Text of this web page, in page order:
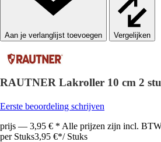
Vergelijken
RAUTNER Lakroller 10 cm 2
Eerste beoordeling schrijven
prijs — 3,95 € * Alle prijzen zijn incl. BTW
per Stuks3,95 €*/ Stuks